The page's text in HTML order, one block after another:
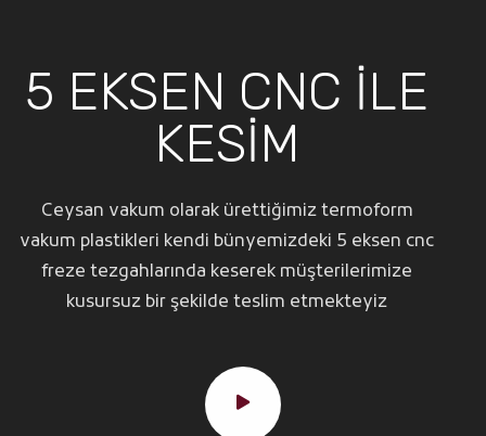
5 EKSEN CNC İLE
KESİM
Ceysan vakum olarak ürettiğimiz termoform
vakum plastikleri kendi bünyemizdeki 5 eksen cnc
freze tezgahlarında keserek müşterilerimize
kusursuz bir şekilde teslim etmekteyiz